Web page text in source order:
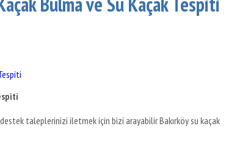
taleplerinizi iletmek için bizi arayabilir Bakırköy su kaçak